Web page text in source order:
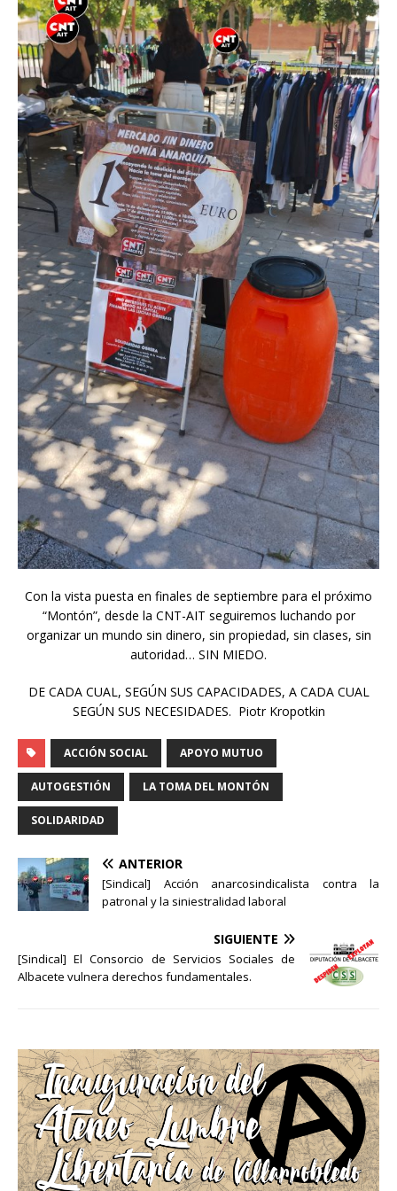
Con la vista puesta en finales de septiembre para el próximo
“Montón”, desde la CNT-AIT seguiremos luchando por
organizar un mundo sin dinero, sin propiedad, sin clases, sin
autoridad… SIN MIEDO.
DE CADA CUAL, SEGÚN SUS CAPACIDADES, A CADA CUAL
SEGÚN SUS NECESIDADES. Piotr Kropotkin
ACCIÓN SOCIAL APOYO MUTUO
AUTOGESTIÓN LA TOMA DEL MONTÓN
SOLIDARIDAD
ANTERIOR
[Sindical] Acción anarcosindicalista contra la
patronal y la siniestralidad laboral
SIGUIENTE
[Sindical] El Consorcio de Servicios Sociales de
Albacete vulnera derechos fundamentales.